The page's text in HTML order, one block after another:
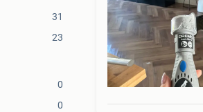
31
23
0
0